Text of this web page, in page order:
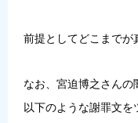
前提としてどこまでが
なお、宮迫博之さんの
以下のような謝罪文を